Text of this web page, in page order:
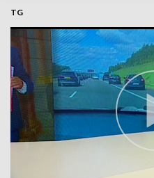
TG